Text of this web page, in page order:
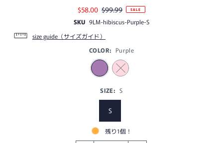
$58.00 $99.99 SALE
SKU 9LM-hibiscus-Purple-S
size guide（サイズガイド）
COLOR: Purple
SIZE: S
S
残り1個！